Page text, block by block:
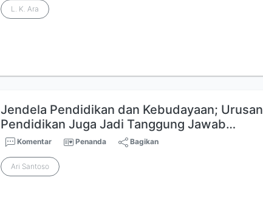
L. K. Ara
Jendela Pendidikan dan Kebudayaan; Urusan
Pendidikan Juga Jadi Tanggung Jawab…
Komentar Penanda Bagikan
Ari Santoso